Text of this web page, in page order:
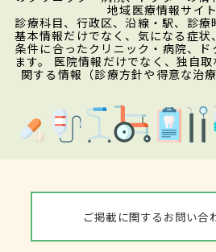
地域医療情報サイト
診療科目、行政区、沿線・駅、診療
基本情報だけでなく、気になる症状
条件に合ったクリニック・病院、ド
ます。 医院情報だけでなく、独自
関する情報（診療方針や得意な治
ご掲載に関するお問い合